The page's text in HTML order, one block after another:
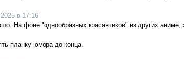
в 17:16
На фоне "однообразных красавчиков" из других аниме,
планку юмора до конца.